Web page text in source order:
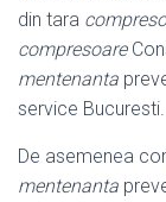
din tara
compresoare
mentenanta
service Bucuresti.
De asemenea
mentenanta